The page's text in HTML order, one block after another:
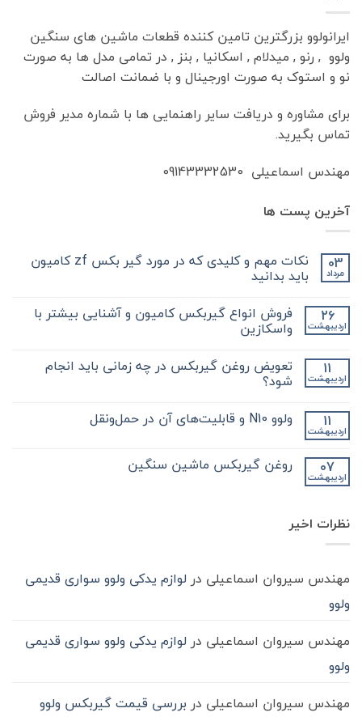
ایرانولوو بزرگترین تامین کننده قطعات ماشین های سنگین
ولوو , رنو , میدلام , اسکانیا , بنز , در تمامی مدل ها به صورت
نو و استوک به صورت اورجینال و با ضمانت اصالت
برای مشاوره و دریافت سایر راهنمایی ها با شماره مدیر فروش
تماس بگیرید.
مهندس اسماعیلی 09143332530
آخرین پست ها
03
مرداد
نکات مهم و کلیدی که در مورد گیر بکس zf کامیون
باید بدانید
دیدگاهی
نکات
مهم
کلیدی
در
مورد
بکس
کامیون
باید
نشده 26
اردیبهشت
فروش انواع گیربکس کامیون و آشنایی بیشتر با
واسکازین
برای
فروش
انواع
و
آشنایی
واسکازین
ثبت
نشده 11
اردیبهشت
تعویض روغن گیربکس در چه زمانی باید انجام
شود؟
برای
تعویض
در
چه
ثبت
نشده 11
اردیبهشت
ولوو N10 و قابلیت‌های آن در حمل‌ونقل
ولوو
N10
حمل‌ونقل
ثبت
نشده 07
اردیبهشت
روغن گیربکس ماشین سنگین
گیربکس
ماشیننظرات اخیر
مهندس سیروان اسماعیلی در لوازم یدکی ولوو سواری قدیمی
ولوو
مهندس سیروان اسماعیلی در لوازم یدکی ولوو سواری قدیمی
ولوو
مهندس سیروان اسماعیلی در بررسی قیمت گیربکس ولوو